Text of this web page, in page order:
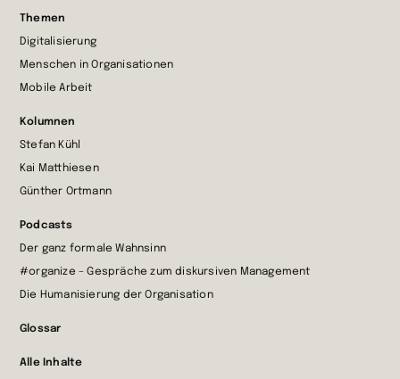
Startseite
wechseln
Themen
Digitalisierung
Menschen in Organisationen
Mobile Arbeit
Kolumnen
Stefan Kühl
Kai Matthiesen
Günther Ortmann
Podcasts
Der ganz formale Wahnsinn
#organize – Gespräche zum diskursiven Management
Die Humanisierung der Organisation
Glossar
Alle Inhalte